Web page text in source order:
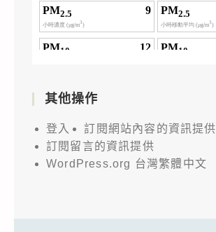
其他操作
登入
訂閱網站內容的資訊提供
訂閱留言的資訊提供
WordPress.org 台灣繁體中文